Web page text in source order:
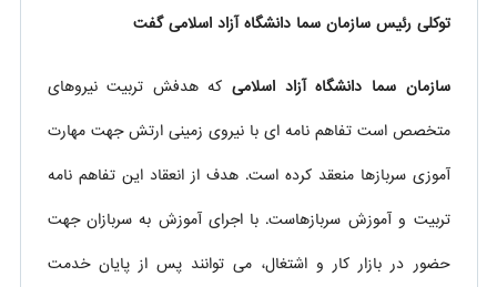
توکلی رئیس سازمان سما دانشگاه آزاد اسلامی گفت
سازمان سما دانشگاه آزاد اسلامی که هدفش تربیت نیروهای
متخصص است تفاهم نامه ای با نیروی زمینی ارتش جهت مهارت
آموزی سربازها منعقد کرده است. هدف از انعقاد این تفاهم نامه
تربیت و آموزش سربازهاست. با اجرای آموزش به سربازان جهت
حضور در بازار کار و اشتغال، می توانند پس از پایان خدمت